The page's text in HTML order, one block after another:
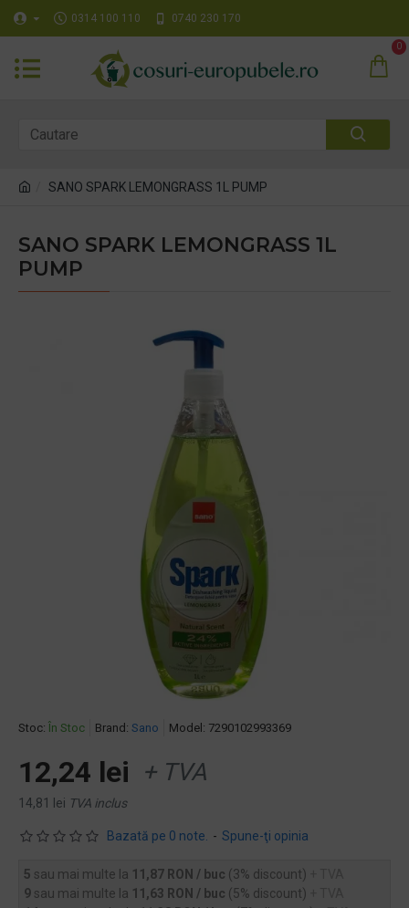
0314 100 110 0740 230 170
0
SANO SPARK LEMONGRASS 1L PUMP
SANO SPARK LEMONGRASS 1L
PUMP
Stoc: În Stoc Brand: Sano Model: 7290102993369
Bazată pe 0 note. - Spune-ţi opinia
12,24 lei + TVA
14,81 lei TVA inclus
5 sau mai multe la 11,87 RON / buc (3% discount)
9 sau mai multe la 11,63 RON / buc (5% discount)